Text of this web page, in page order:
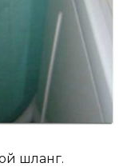
шланг.